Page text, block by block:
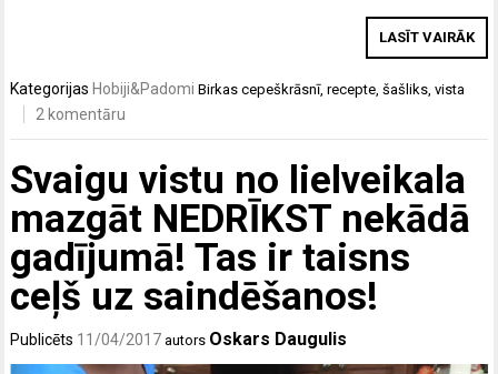
LASĪT VAIRĀK
Kategorijas Hobiji&Padomi Birkascepeškrāsnī,recepte ,šašliks ,vista
2 komentāru
Svaigu vistu no lielveikala
mazgāt NEDRĪKST nekādā
gadījumā! Tas ir taisns
ceļš uz saindēšanos!
Publicēts 11/04/2017 autors Oskars Daugulis